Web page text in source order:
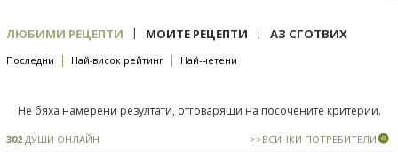
ЛЮБИМИ РЕЦЕПТИ | МОИТЕ РЕЦЕПТИ | АЗ СГОТВИХ
Последни | Най-висок рейтинг | Най-четени
Не бяха намерени резултати, отговарящи на посочените критерии.
302 ДУШИ ОНЛАЙН >>ВСИЧКИ ПОТРЕБИТЕЛИ